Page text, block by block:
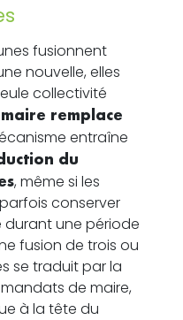
fusionnent
nouvelle, elles
collectivité
remplace
entraîne
du
, même si les
conserver
durant une période
fusion de trois ou
se traduit par la
de maire,
à la tête du